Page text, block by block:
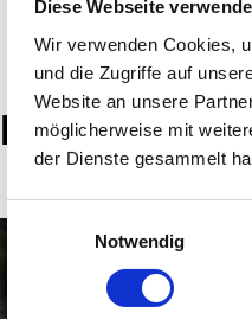
Diese Webseite
Wir verwenden Cookies,
und die Zugriffe auf
Website an unsere
möglicherweise mit
der Dienste gesammelt
Notwendig
Weil
Für